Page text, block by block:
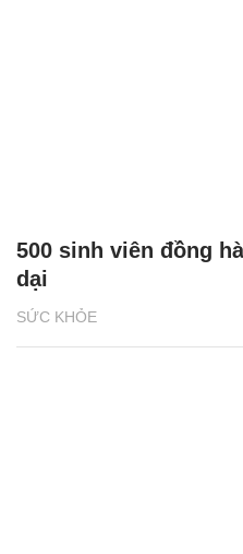
SỨC KHỎE
500 sinh viên đồng
dại